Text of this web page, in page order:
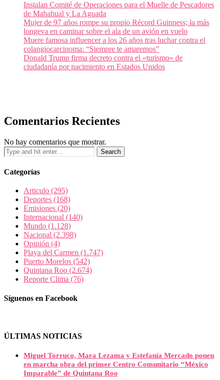
Instalan Comité de Operaciones para el Muelle de Pescadores
de Mahahual y La Aguada
Mujer de 97 años rompe su propio Récord Guinness; la más
longeva en caminar sobre el ala de un avión en vuelo
Muere famosa influencer a los 26 años tras luchar contra el
colangiocarcinoma: “Siempre te amaremos”
Donald Trump firma decreto contra el «turismo» de
ciudadanía por nacimiento en Estados Unidos
Comentarios Recientes
No hay comentarios que mostrar.
Categorías
Articulo (295)
Deportes (168)
Emisiones (20)
Internacional (140)
Mundo (1.128)
Nacional (2.398)
Opinión (4)
Playa del Carmen (1.747)
Puerto Morelos (542)
Quintana Roo (2.674)
Reporte Clima (76)
Síguenos en Facebook
ÚLTIMAS NOTICIAS
Miguel Torruco, Mara Lezama y Estefanía Mercado ponen
en marcha obra del primer Centro Comunitario “México
Imparable” de Quintana Roo